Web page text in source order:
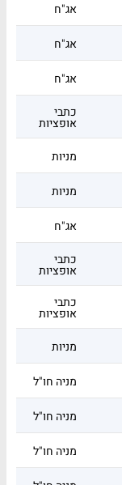
אג"ח
אג"ח
אג"ח
כתבי
אופציות
מניות
מניות
אג"ח
כתבי
אופציות
כתבי
אופציות
מניות
מניה חו"ל
מניה חו"ל
מניה חו"ל